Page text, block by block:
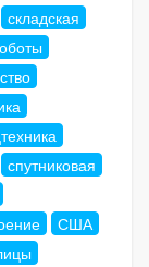
складская
спутниковая
США